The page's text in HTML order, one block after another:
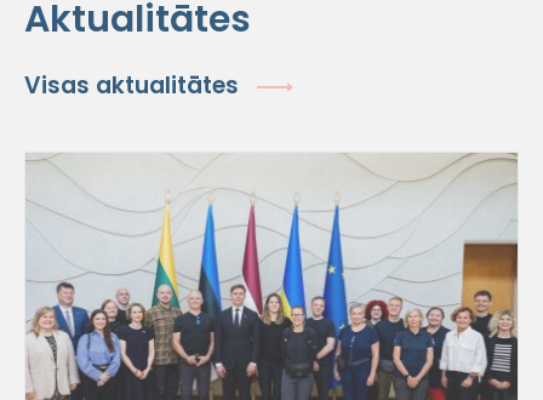
Aktualitātes
Visas aktualitātes